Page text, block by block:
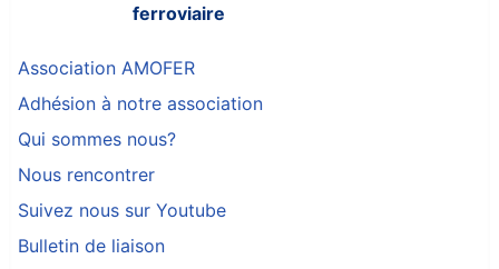
ferroviaire
Association AMOFER
Adhésion à notre association
Qui sommes nous?
Nous rencontrer
Suivez nous sur Youtube
Bulletin de liaison